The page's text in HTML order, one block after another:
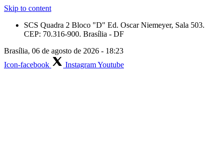
Skip to content
SCS Quadra 2 Bloco "D" Ed. Oscar Niemeyer, Sala 503.
CEP: 70.316-900. Brasília - DF
Brasília, 06 de agosto de 2026 - 18:23
Icon-facebook
InstagramYoutube